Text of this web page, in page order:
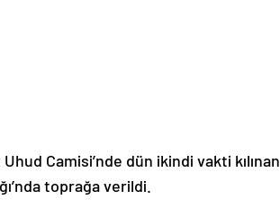
Camisi’nde dün ikindi vakti kılınan
toprağa verildi.